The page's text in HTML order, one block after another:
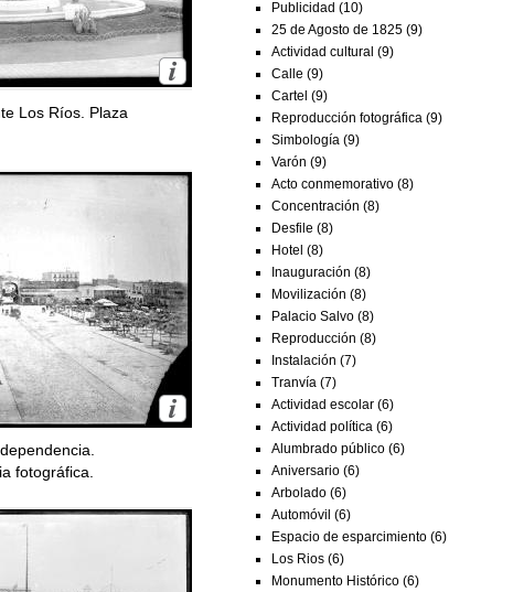
Los Ríos. Plaza
fotográfica.
Publicidad (10)
25 de Agosto de 1825 (9)
Actividad cultural (9)
Calle (9)
Cartel (9)
Reproducción fotográfica (9)
Simbología (9)
Varón (9)
Acto conmemorativo (8)
Concentración (8)
Desfile (8)
Hotel (8)
Inauguración (8)
Movilización (8)
Palacio Salvo (8)
Reproducción (8)
Instalación (7)
Tranvía (7)
Actividad escolar (6)
Actividad política (6)
Alumbrado público (6)
Aniversario (6)
Arbolado (6)
Automóvil (6)
Espacio de esparcimiento (6)
Los Rios (6)
Monumento Histórico (6)